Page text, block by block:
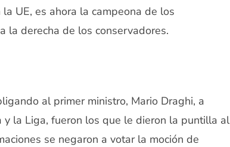
UE, es ahora la campeona de los
la derecha de los conservadores.
al primer ministro, Mario Draghi, a
la Liga, fueron los que le dieron la puntilla al
se negaron a votar la moción de